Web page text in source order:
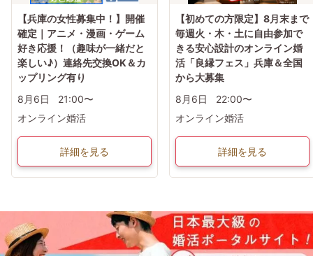
【兵庫の女性募集中！】開催
確定｜アニメ・漫画・ゲーム
好き応援！（趣味が一緒だと
楽しい♪）連絡先交換OK＆カ
ップリング有り
8月6日
21:00〜
オンライン婚活
詳細を見る
【初めての方限定】8月末まで
毎週火・木・土に自由参加で
きる安心設計のオンライン婚
活「良縁フェス」兵庫＆全国
から大募集
8月6日
22:00〜
オンライン婚活
詳細を見る